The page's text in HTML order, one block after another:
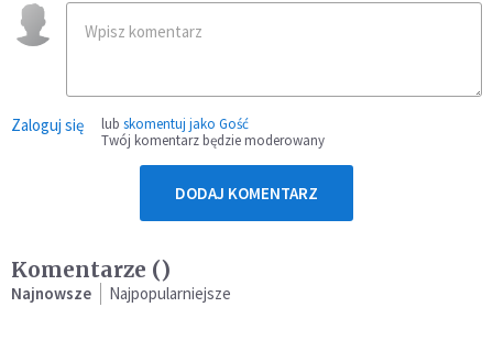
Zaloguj się lub skomentuj jako Gość
Twój komentarz będzie moderowany
DODAJ KOMENTARZ
Komentarze ()
Najnowsze Najpopularniejsze